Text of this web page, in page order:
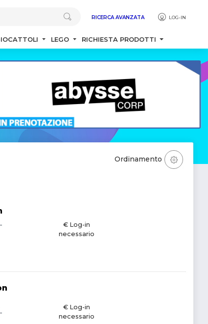
RICERCA AVANZATA LOG-IN
LEGO RICHIESTA PRODOTTI
Ordinamento
€ Log-in
necessario
€ Log-in
necessario